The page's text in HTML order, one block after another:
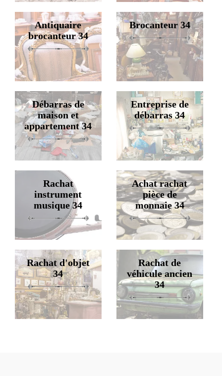
Antiquaire
brocanteur 34
Brocanteur 34
Débarras de
maison et
appartement 34
Entreprise de
débarras 34
Rachat
instrument
musique 34
Achat rachat
pièce de
monnaie 34
Rachat d'objet
34
Rachat de
véhicule ancien
34